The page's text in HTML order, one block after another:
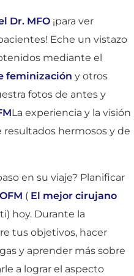
Dr. MFO ¡para ver
Eche un vistazo
mediante el
feminización y otros
fotos de antes y
La experiencia y la visión
resultados hermosos y de
en su viaje? Planificar
( El mejor cirujano
hoy. Durante la
tus objetivos, hacer
y aprender más sobre
a lograr el aspecto